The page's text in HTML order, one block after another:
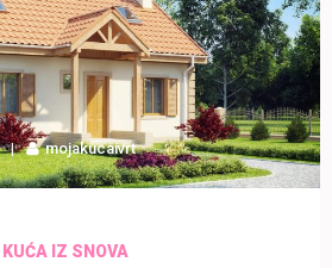
mojakucaivrt
KUĆA IZ SNOVA